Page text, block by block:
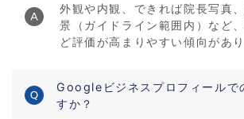
外観や内観、できれば院長写真
景（ガイドライン範囲内）など
ど評価が高まりやすい傾向があり
Googleビジネスプロフィールで
すか？